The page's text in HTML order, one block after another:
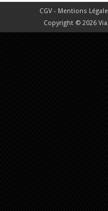
CGV - Mentions
Copyright © 2026